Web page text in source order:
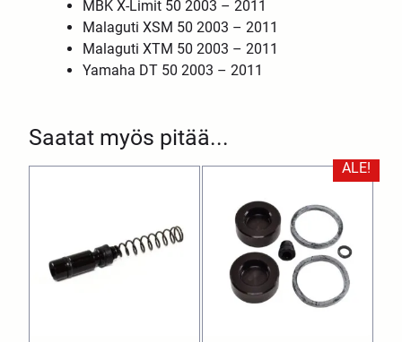
Saatat myös pitää...
ALE!
MBK X-Limit 50 2003 – 2011
Malaguti XSM 50 2003 – 2011
Malaguti XTM 50 2003 – 2011
Yamaha DT 50 2003 – 2011